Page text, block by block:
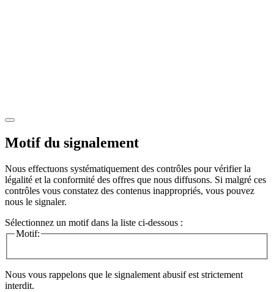
Motif du signalement
Nous effectuons systématiquement des contrôles pour vérifier la
légalité et la conformité des offres que nous diffusons. Si malgré ces
contrôles vous constatez des contenus inappropriés, vous pouvez
nous le signaler.
Sélectionnez un motif dans la liste ci-dessous :
Motif:
Nous vous rappelons que le signalement abusif est strictement
interdit.